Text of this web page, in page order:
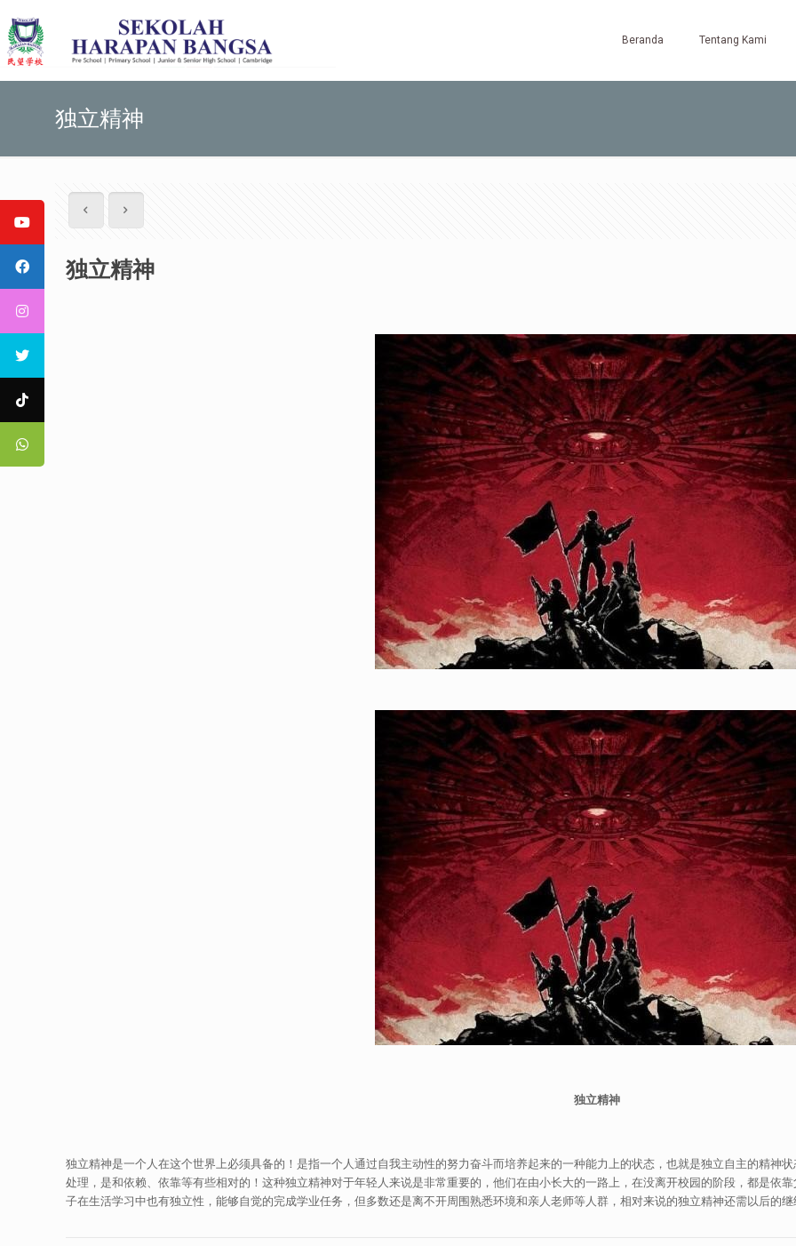
Beranda Tentang Kami
独立精神
独立精神
独立精神
独立精神是一个人在这个世界上必须具备的！是指一个人通过自我主动性的努力奋斗而培养起来的一种能力上的状态，也就是独立自主的精神
处理，是和依赖、依靠等有些相对的！这种独立精神对于年轻人来说是非常重要的，他们在由小长大的一路上，在没离开校园的阶段，都是依
子在生活学习中也有独立性，能够自觉的完成学业任务，但多数还是离不开周围熟悉环境和亲人老师等人群，相对来说的独立精神还需以后的继